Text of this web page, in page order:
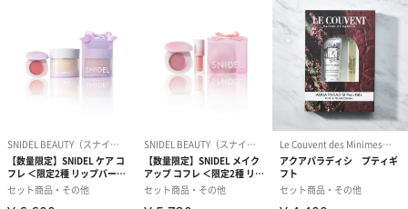
お届けボックスオプション
配送用のダンボールを装飾いたします。お相手のご住所に直接お
送りする際に人気のオプションです。お相手に直接手渡しする場